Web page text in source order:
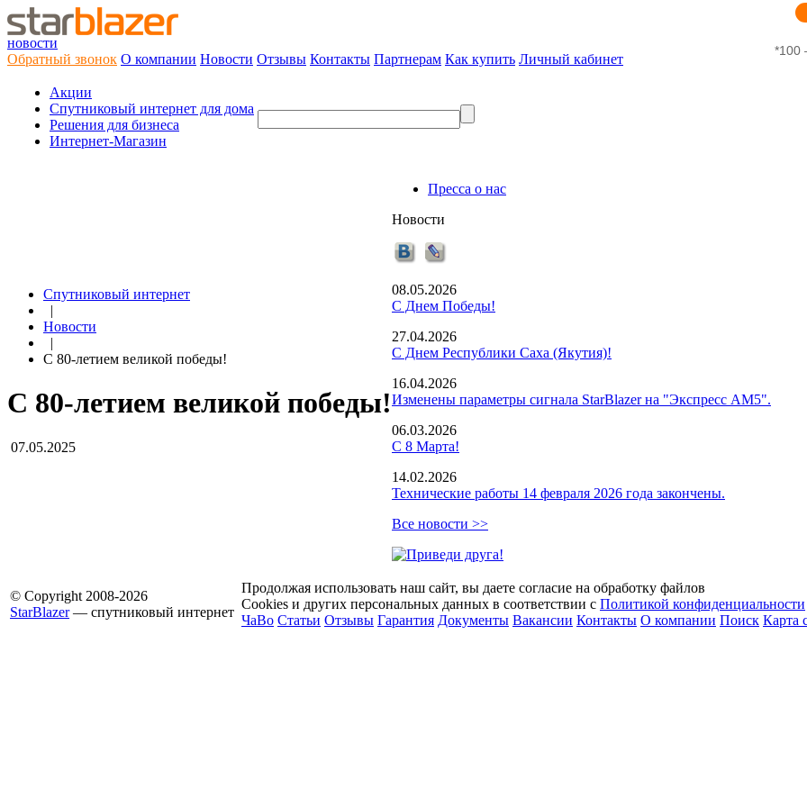
*100
новости
Обратный звонок О компании Новости Отзывы Контакты Партнерам Как купить Личный кабинет
Акции
Cпутниковый интернет для дома
Решения для бизнеса
Интернет-Магазин
Спутниковый интернет
|
Новости
|
С 80-летием великой победы!
С 80-летием великой победы!
07.05.2025
Пресса о нас
Новости
08.05.2026
С Днем Победы!
27.04.2026
С Днем Республики Саха (Якутия)!
16.04.2026
Изменены параметры сигнала StarBlazer на "Экспресс АМ5".
06.03.2026
С 8 Марта!
14.02.2026
Технические работы 14 февраля 2026 года закончены.
Все новости >>
© Copyright 2008-2026
StarBlazer— спутниковый интернет
Продолжая использовать наш сайт, вы даете согласие на обработку файлов
Cookies и других персональных данных в соответствии с Политикой конфиденциальности
ЧаВо Статьи Отзывы Гарантия Документы Вакансии Контакты О компании Поиск Карта